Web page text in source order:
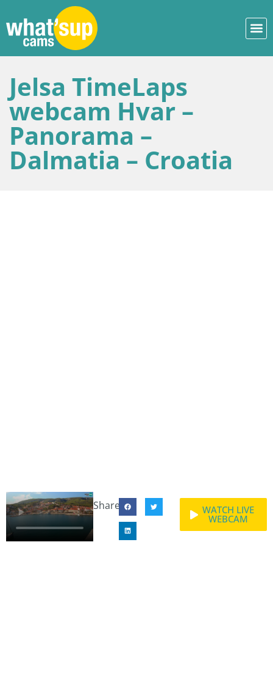
Jelsa TimeLaps
webcam Hvar –
Panorama –
Dalmatia – Croatia
Share: WATCH LIVE
WEBCAM